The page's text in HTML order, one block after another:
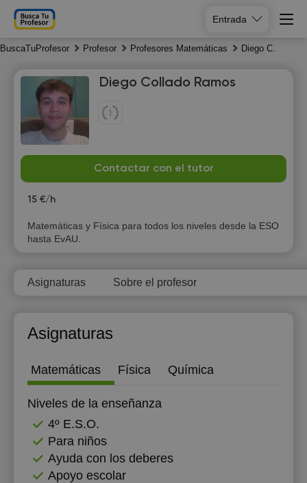
Entrada
BuscaTuProfesor Profesor Profesores Matemáticas Diego C.
Diego Collado Ramos
Contactar con el tutor
15 €/h
Matemáticas y Física para todos los niveles desde la ESO
hasta EvAU.
Asignaturas Sobre el profesor
Asignaturas
Matemáticas Física Química
Niveles de la enseñanza
4º E.S.O.
Para niños
Ayuda con los deberes
Apoyo escolar
8
Su
9
Mo
10
11
10:00